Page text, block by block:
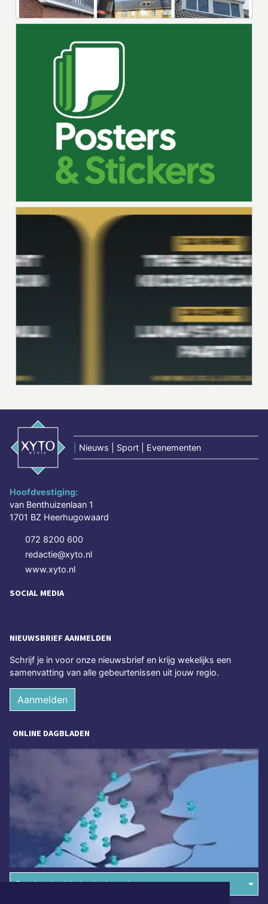
Nieuws | Sport | Evenementen
Hoofdvestiging:
van Benthuizenlaan 1
1701 BZ Heerhugowaard
072 8200 600
redactie@xyto.nl
www.xyto.nl
SOCIAL MEDIA
NIEUWSBRIEF AANMELDEN
Schrijf je in voor onze nieuwsbrief en krijg wekelijks een
samenvatting van alle gebeurtenissen uit jouw regio.
Aanmelden
ONLINE DAGBLADEN
Overige dagbladen in de regio